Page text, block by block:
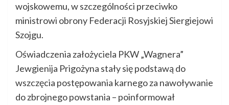
wojskowemu, w szczególności przeciwko
ministrowi obrony Federacji Rosyjskiej Siergiejowi
Szojgu.
Oświadczenia założyciela PKW „Wagnera”
Jewgienija Prigożyna stały się podstawą do
wszczęcia postępowania karnego za nawoływanie
do zbrojnego powstania – poinformował